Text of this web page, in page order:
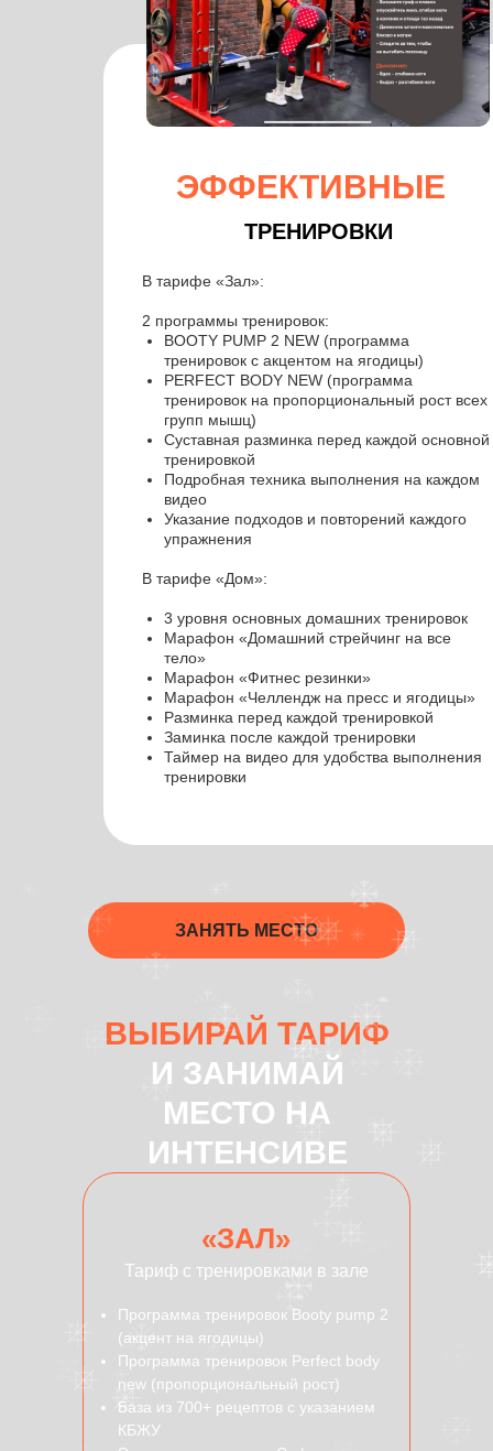
ЭФФЕКТИВНЫЕ
ТРЕНИРОВКИ
В тарифе «Зал»:
2 программы тренировок:
BOOTY PUMP 2 NEW (программа
тренировок с акцентом на ягодицы)
PERFECT BODY NEW (программа
тренировок на пропорциональный рост всех
групп мышц)
Суставная разминка перед каждой основной
тренировкой
Подробная техника выполнения на каждом
видео
Указание подходов и повторений каждого
упражнения
В тарифе «Дом»:
3 уровня основных домашних тренировок
Марафон «Домашний стрейчинг на все
тело»
Марафон «Фитнес резинки»
Марафон «Челлендж на пресс и ягодицы»
Разминка перед каждой тренировкой
Заминка после каждой тренировки
Таймер на видео для удобства выполнения
тренировки
ЗАНЯТЬ МЕСТО
ВЫБИРАЙ ТАРИФ
И ЗАНИМАЙ
МЕСТО НА
ИНТЕНСИВЕ
«ЗАЛ»
Тариф с тренировками в зале
Программа тренировок Booty pump 2
(акцент на ягодицы)
Программа тренировок Perfect body
new (пропорциональный рост)
База из 700+ рецептов с указанием
КБЖУ